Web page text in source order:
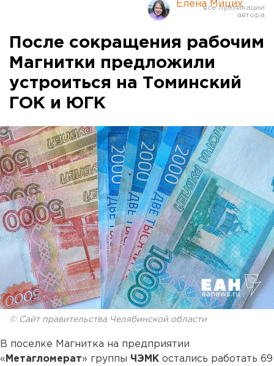
Елена Мицих
После сокращения рабочим
Магнитки предложили
устроиться на Томинский
ГОК и ЮГК
© Сайт правительства Челябинской области
В поселке Магнитка на предприятии
« Метагломерат» группы ЧЭМК остались работать 69